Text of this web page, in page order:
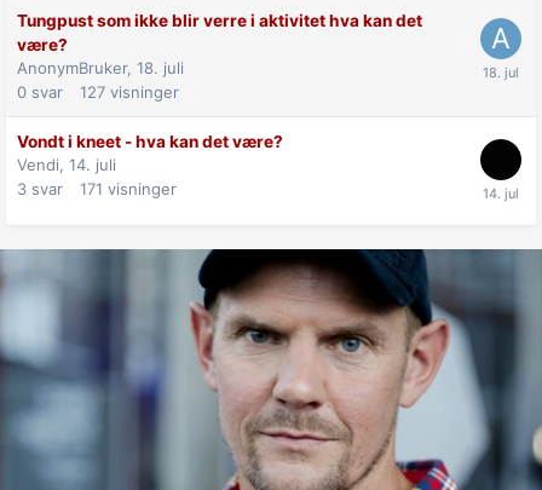
Tungpust som ikke blir verre i aktivitet hva kan det
være?
AnonymBruker, 18. juli
0 svar 127 visninger
Vondt i kneet - hva kan det være?
Vendi, 14. juli
3 svar 171 visninger